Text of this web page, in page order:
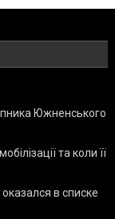
Южненського
та коли її
в списке